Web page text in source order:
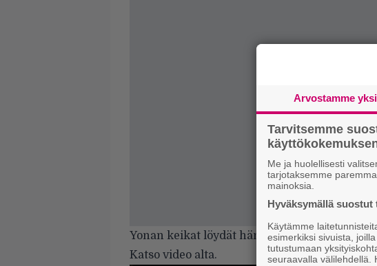
Yonan keikat löydät hänen Facebook-
Katso video alta.
Arvostamme
Tarvitsemme
Me ja huolellisesti
tarjotaksemme
mainoksia.
Hyväksymällä
Käytämme
esimerkiksi sivuista,
tutustumaan
seuraavalla välilehdellä.